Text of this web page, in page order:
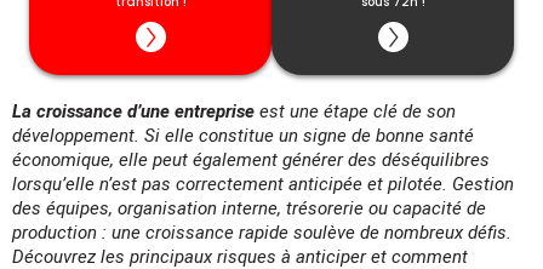
La croissance d’une entreprise est une étape clé de son
développement. Si elle constitue un signe de bonne santé
économique, elle peut également générer des déséquilibres
lorsqu’elle n’est pas correctement anticipée et pilotée. Gestion
des équipes, organisation interne, trésorerie ou capacité de
production : une croissance rapide soulève de nombreux défis.
Découvrez les principaux risques à anticiper et comment
Cette date ne vous convient pas ? Découvrez
toutes les dates disponiblesici